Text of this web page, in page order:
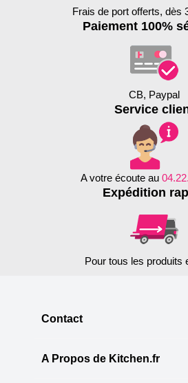
Frais de port offerts, dès
Paiement 100%
CB, Paypal
Service
A votre écoute au
Expédition
Pour tous les produits
Contact
A Propos de Kitchen.fr